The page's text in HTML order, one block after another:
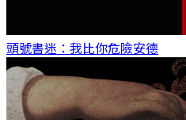
頭號書迷：我比你危險安德